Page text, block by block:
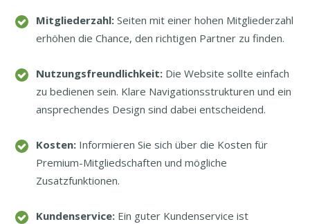
Mitgliederzahl: Seiten mit einer hohen Mitgliederzahl
erhöhen die Chance, den richtigen Partner zu finden.
Nutzungsfreundlichkeit: Die Website sollte einfach
zu bedienen sein. Klare Navigationsstrukturen und ein
ansprechendes Design sind dabei entscheidend.
Kosten: Informieren Sie sich über die Kosten für
Premium-Mitgliedschaften und mögliche
Zusatzfunktionen.
Kundenservice: Ein guter Kundenservice ist